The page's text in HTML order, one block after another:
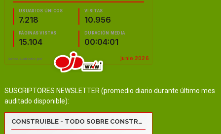
SUSCRIPTORES NEWSLETTER (promedio diario durante último mes
auditado disponible):